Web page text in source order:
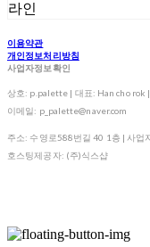
라인
이용약관
개인정보처리방침
사업자정보확인
상호: p.palette | 대표: Han cho rok
이메일: p_palette@naver.com
주소: 수영로588번길 40 1층 | 사업
호스팅제공자: (주)식스샵